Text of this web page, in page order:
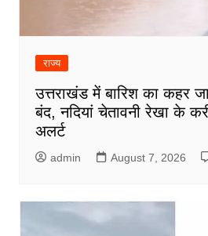
राज्य
उत्तराखंड में बारिश का कहर
बंद, नदियां चेतावनी रेखा के
अलर्ट
admin August 7, 2026